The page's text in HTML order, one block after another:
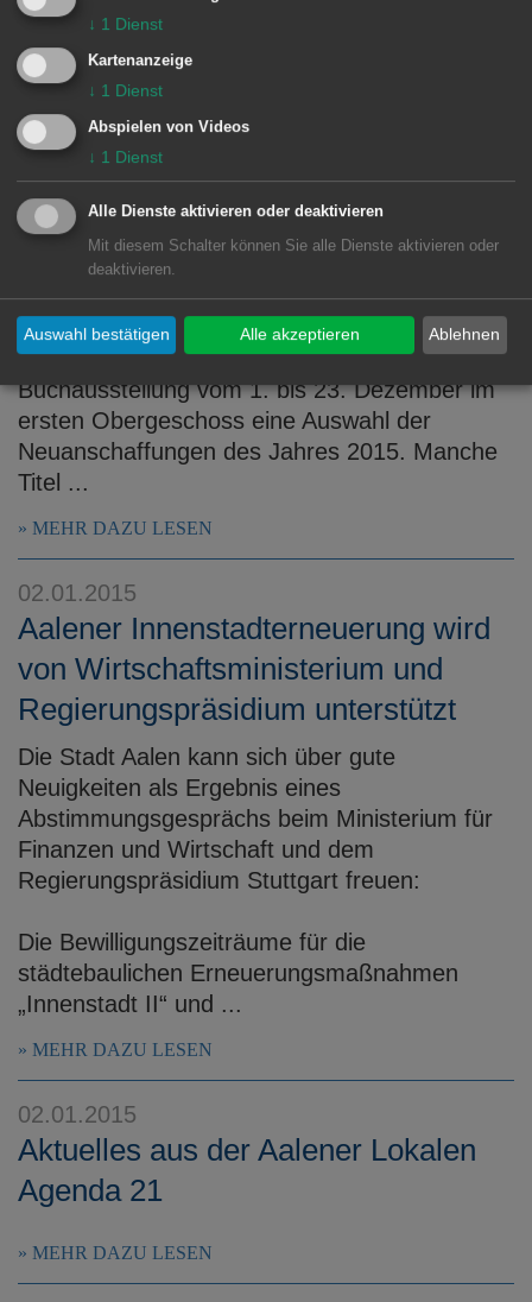
werden. Die restlichen Baustellen sollen in
diesem Jahr noch fertiggestellt werden.
Buchausstellung „Empfehlenswerte
Neuerwerbungen 2015“
Buchtitel diverser Bestsellerlisten sind in aller
Munde. Was bietet der Markt jedoch darüber
hinaus? Die Stadtbibliothek präsentiert in einer
Buchausstellung vom 1. bis 23. Dezember im
ersten Obergeschoss eine Auswahl der
Neuanschaffungen des Jahres 2015. Manche
Titel ...
MEHR DAZU LESEN
02.01.2015
Aalener Innenstadterneuerung wird
von Wirtschaftsministerium und
Regierungspräsidium unterstützt
Die Stadt Aalen kann sich über gute
Neuigkeiten als Ergebnis eines
Abstimmungsgesprächs beim Ministerium für
Finanzen und Wirtschaft und dem
Regierungspräsidium Stuttgart freuen:
Die Bewilligungszeiträume für die
städtebaulichen Erneuerungsmaßnahmen
„Innenstadt II“ und ...
MEHR DAZU LESEN
02.01.2015
Aktuelles aus der Aalener Lokalen
Agenda 21
MEHR DAZU LESEN
↓ 1 Dienst
Kartenanzeige
↓ 1 Dienst
Abspielen von Videos
↓ 1 Dienst
Alle Dienste aktivieren oder deaktivieren
Mit diesem Schalter können Sie alle Dienste aktivieren oder
deaktivieren.
Ablehnen
Auswahl bestätigen Alle akzeptieren